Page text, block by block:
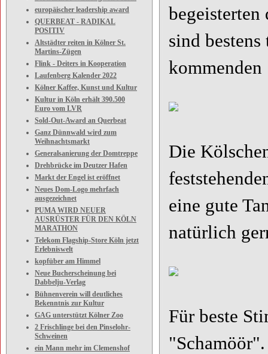
europäischer leadership award
QUERBEAT - RADIKAL
POSITIV
Altstädter reiten in Kölner St.
Martins-Zügen
Flink - Deiters in Kooperation
Laufenberg Kalender 2022
Kölner Kaffee, Kunst und Kultur
Kultur in Köln erhält 390.500
Euro vom LVR
Sold-Out-Award an Querbeat
Ganz Dünnwald wird zum
Weihnachtsmarkt
Generalsanierung der Domtreppe
Drehbrücke im Deutzer Hafen
Markt der Engel ist eröffnet
Neues Dom-Logo mehrfach
ausgezeichnet
PUMA WIRD NEUER
AUSRÜSTER FÜR DEN KÖLN
MARATHON
Telekom Flagship-Store Köln jetzt
Erlebniswelt
kopfüber am Himmel
Neue Bucherscheinung bei
Dabbelju-Verlag
Bühnenverein will deutliches
Bekenntnis zur Kultur
GAG unterstützt Kölner Zoo
2 Frischlinge bei den Pinselohr-
Schweinen
ein Mann mehr im Clemenshof
sind
kommenden
Die
eine gute
natürlich
Für beste